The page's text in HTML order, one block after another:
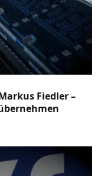
Fiedler –